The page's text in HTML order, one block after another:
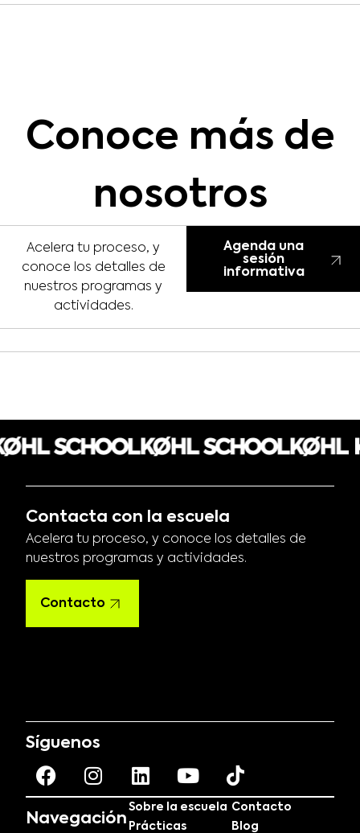
Conoce más de
nosotros
Acelera tu proceso, y
conoce los detalles de
nuestros programas y
actividades.
Agenda una
sesión
informativa
Navegación
Sobre la escuela
Prácticas
Contacto
Blog
Contacta con la escuela
Acelera tu proceso, y conoce los detalles de
nuestros programas y actividades.
Contacto
Síguenos